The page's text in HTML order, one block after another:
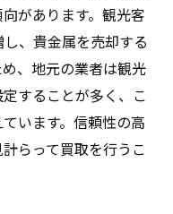
があります。観光客
、貴金属を売却する
、地元の業者は観光
することが多く、こ
います。信頼性の高
らって買取を行うこ